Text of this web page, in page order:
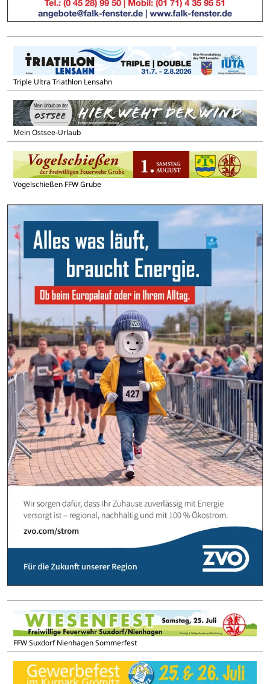
Triple Ultra Triathlon Lensahn
Mein Ostsee-Urlaub
Vogelschießen FFW Grube
FFW Suxdorf Nienhagen Sommerfest